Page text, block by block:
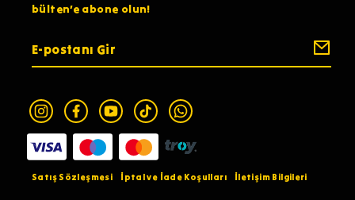
bülten’e abone olun!
Satış Sözleşmesi İptal ve İade Koşulları İletişim Bilgileri